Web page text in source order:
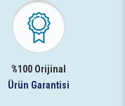
%100 Orijinal
Ürün Garantisi